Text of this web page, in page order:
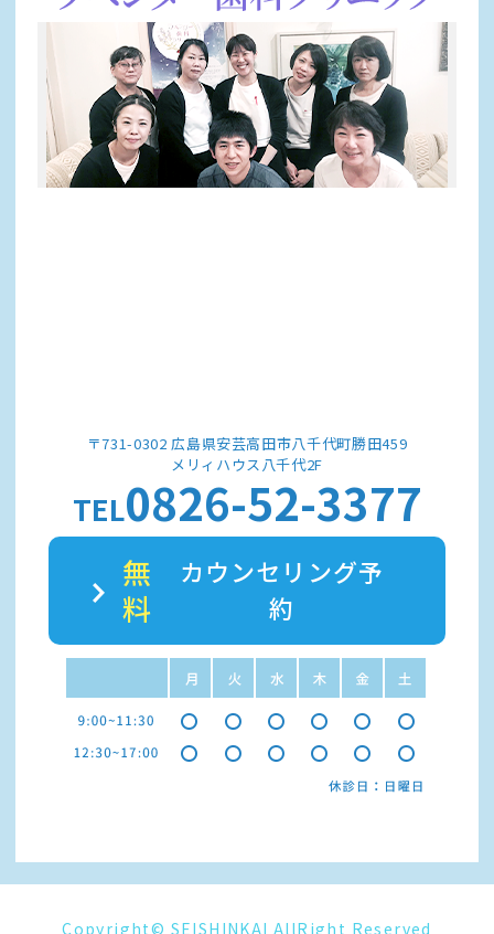
〒731-0302 広島県安芸高田市八千代町勝田459
メリィハウス八千代2F
TEL0826-52-3377
無
料
カウンセリング予
約
Copyright© SEISHINKAI AllRight Reserved